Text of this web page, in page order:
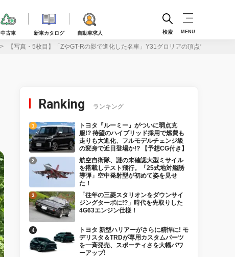
中古車 新車カタログ 自動車求人 検索 MENU
【写真・5枚目】「ZやGT-Rの影で進化した名車」Y31グロリアの頂点“グランツ
Ranking ランキング
トヨタ『ルーミー』がついに弱点克
服!? 待望のハイブリッド採用で燃費も
走りも大進化、フルモデルチェンジ級
の変身で近日登場か!? 【予想CG付き】
航空自衛隊、謎の未確認大型ミサイル
を搭載しテスト飛行。「25式地対艦誘
導弾」空中発射型が初めて姿を見せ
た！
「往年の三菱スタリオンをダウンサイ
ジングターボに!?」時代を先取りした
4G63エンジン仕様！
トヨタ 新型ハリアーがさらに精悍に! モ
デリスタ＆TRDが専用カスタムパーツ
を一斉発売、スポーティさを大幅パワ
ーアップ!